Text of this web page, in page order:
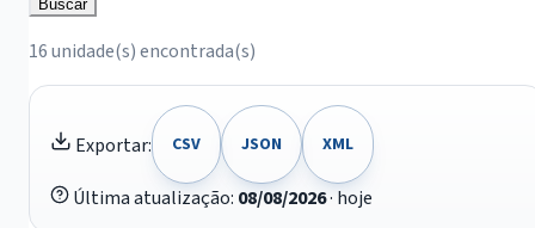
Buscar
16 unidade(s) encontrada(s)
Exportar: CSV JSON XML
Última atualização: 08/08/2026· hoje